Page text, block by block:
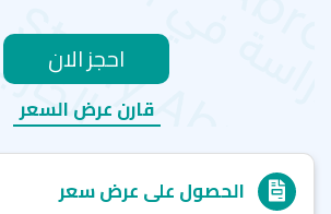
احجز الان
قارن عرض السعر
الحصول على عرض سعر